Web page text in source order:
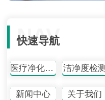
NAV
快速导航
医疗净化工程 洁净度检测
新闻中心 关于我们